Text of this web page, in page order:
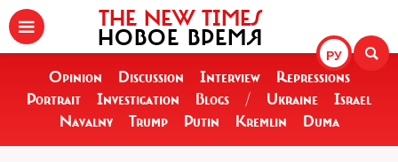
РУ
THE NEW TIMES
НОВОЕ ВРЕМЯ
Opinion Discussion Interview
Repressions
Portrait
Investigation Blogs / Ukraine
Israel
Navalny
Trump Putin Kremlin Duma